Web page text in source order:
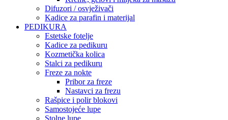
Difuzori / osvježivači
Kadice za parafin i materijal
PEDIKURA
Estetske fotelje
Kadice za pedikuru
Kozmetička kolica
Stalci za pedikuru
Freze za nokte
Pribor za freze
Nastavci za frezu
Rašpice i polir blokovi
Samostojeće lupe
Stolne lupe